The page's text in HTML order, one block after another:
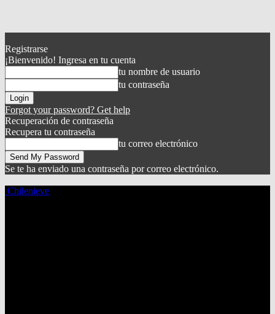
Registrarse
¡Bienvenido! Ingresa en tu cuenta
tu nombre de usuario
tu contraseña
Forgot your password? Get help
Recuperación de contraseña
Recupera tu contraseña
tu correo electrónico
Se te ha enviado una contraseña por correo electrónico.
Chilenieve